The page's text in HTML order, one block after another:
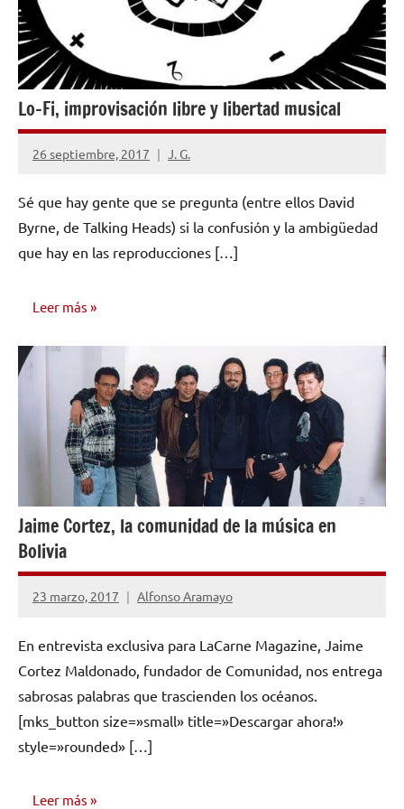
Lo-Fi, improvisación libre y libertad musical
26 septiembre, 2017 J. G.
No
comentarios
Sé que hay gente que se pregunta (entre ellos David
Byrne, de Talking Heads) si la confusión y la ambigüedad
que hay en las reproducciones […]
Leer más
OPINIÓN
Jaime Cortez, la comunidad de la música en
Bolivia
23 marzo, 2017 Alfonso Aramayo
No
comentarios
En entrevista exclusiva para LaCarne Magazine, Jaime
Cortez Maldonado, fundador de Comunidad, nos entrega
sabrosas palabras que trascienden los océanos.
[mks_button size=»small» title=»Descargar ahora!»
style=»rounded» […]
Leer más